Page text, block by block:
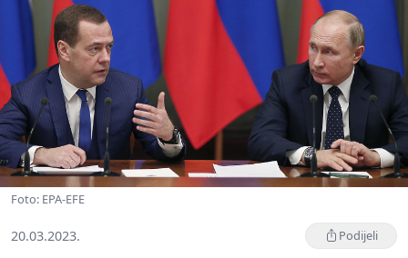
Foto: EPA-EFE
20.03.2023. Podijeli